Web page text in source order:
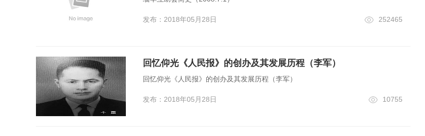
发布：2018年05月28日 252465
回忆仰光《人民报》的创办及其发展历程（李军）
回忆仰光《人民报》的创办及其发展历程（李军）
发布：2018年05月28日 10755